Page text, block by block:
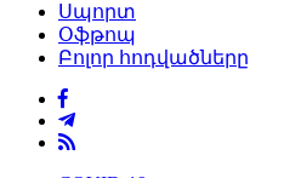
Սպորտ
Օֆթոպ
Բոլոր հոդվածները